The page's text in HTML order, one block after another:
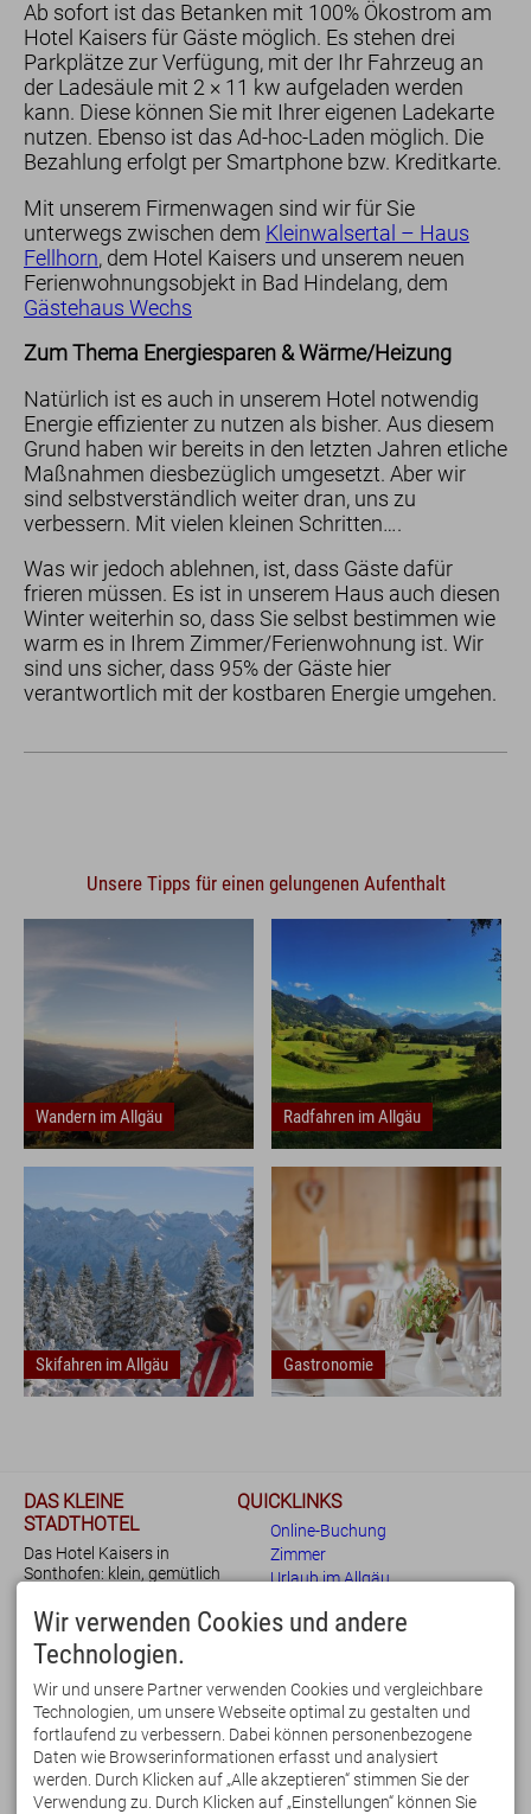
für Urlauber
für Familien
für Geschäftsreisende
Frühstück
Urlaub im Allgäu
Wandern im Allgäu
Radfahren im Allgäu
Skifahren im Allgäu
Gastronomie
Webcams & Wetter
Blog
English Kontakt E-Mail Tel.: 08321 677 120
Ab sofort ist das Betanken mit 100% Ökostrom am
Hotel Kaisers für Gäste möglich. Es stehen drei
Parkplätze zur Verfügung, mit der Ihr Fahrzeug an
der Ladesäule mit 2 × 11 kw aufgeladen werden
kann. Diese können Sie mit Ihrer eigenen Ladekarte
nutzen. Ebenso ist das Ad-hoc-Laden möglich. Die
Bezahlung erfolgt per Smartphone bzw. Kreditkarte.
Mit unserem Firmenwagen sind wir für Sie
unterwegs zwischen dem Kleinwalsertal – Haus
Fellhorn, dem Hotel Kaisers und unserem neuen
Ferienwohnungsobjekt in Bad Hindelang, dem
Gästehaus Wechs
Zum Thema Energiesparen & Wärme/Heizung
Natürlich ist es auch in unserem Hotel notwendig
Energie effizienter zu nutzen als bisher. Aus diesem
Grund haben wir bereits in den letzten Jahren etliche
Maßnahmen diesbezüglich umgesetzt. Aber wir
sind selbstverständlich weiter dran, uns zu
verbessern. Mit vielen kleinen Schritten….
Was wir jedoch ablehnen, ist, dass Gäste dafür
frieren müssen. Es ist in unserem Haus auch diesen
Winter weiterhin so, dass Sie selbst bestimmen wie
warm es in Ihrem Zimmer/Ferienwohnung ist. Wir
sind uns sicher, dass 95% der Gäste hier
verantwortlich mit der kostbaren Energie umgehen.
Unsere Tipps für einen gelungenen Aufenthalt
Wandern im Allgäu Radfahren im Allgäu
Skifahren im Allgäu Gastronomie
DAS KLEINE
STADTHOTEL
Das Hotel Kaisers in
Sonthofen: klein, gemütlich
doch zentralen Lage bestens
für Urlaub und
Geschäftsreise geeignet.
Beim Frühstücksbuffet legen
wir Wert auf regionale und
fair gehandelte Lebensmittel.
QUICKLINKS
Online-Buchung
Zimmer
Urlaub im Allgäu
Anfrage
IHRE VORTEILE
➕ zentrale Lage
➕ kostenfreie Parkplätze
KONTAKT
KAISERS - das kleine
Stadthotel
Wir verwenden Cookies und andere
Technologien.
Wir und unsere Partner verwenden Cookies und vergleichbare
Technologien, um unsere Webseite optimal zu gestalten und
fortlaufend zu verbessern. Dabei können personenbezogene
Daten wie Browserinformationen erfasst und analysiert
werden. Durch Klicken auf „Alle akzeptieren“ stimmen Sie der
Verwendung zu. Durch Klicken auf „Einstellungen“ können Sie